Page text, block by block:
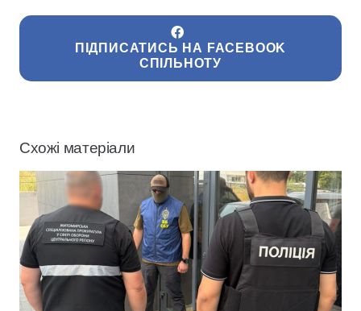
ПІДПИСАТИСЬ НА FACEBOOK
СПІЛЬНОТУ
Схожі матеріали